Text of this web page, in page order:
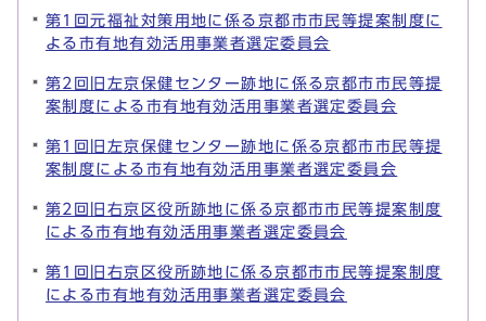
第1回元福祉対策用地に係る京都市市民等提案制度に
よる市有地有効活用事業者選定委員会
第2回旧左京保健センター跡地に係る京都市市民等提
案制度による市有地有効活用事業者選定委員会
第1回旧左京保健センター跡地に係る京都市市民等提
案制度による市有地有効活用事業者選定委員会
第2回旧右京区役所跡地に係る京都市市民等提案制度
による市有地有効活用事業者選定委員会
第1回旧右京区役所跡地に係る京都市市民等提案制度
による市有地有効活用事業者選定委員会